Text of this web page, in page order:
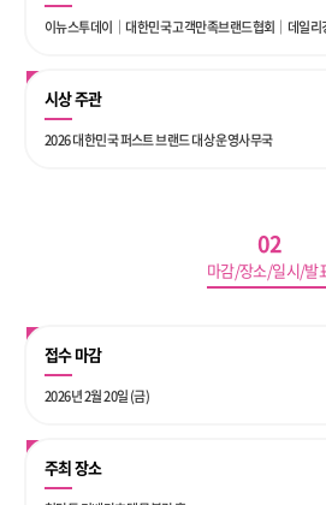
이뉴스투데이｜대한민국 고객만족브랜드협회｜데일
시상 주관
2026 대한민국 퍼스트 브랜드 대상 운영사무국
02
마감/장소/일시/발
접수 마감
2026년 2월 20일 (금)
주최 장소